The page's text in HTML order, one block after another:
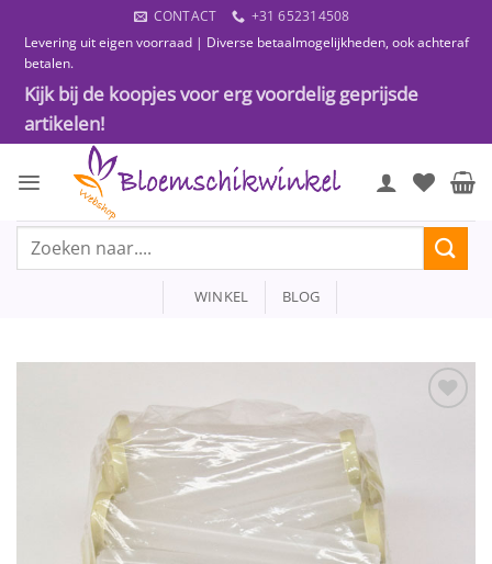
naar
inhoud
CONTACT
+31 652314508
Levering uit eigen voorraad | Diverse betaalmogelijkheden, ook achteraf
betalen.
Kijk bij de koopjes voor erg voordelig geprijsde
artikelen!
Zoeken
WINKEL BLOG